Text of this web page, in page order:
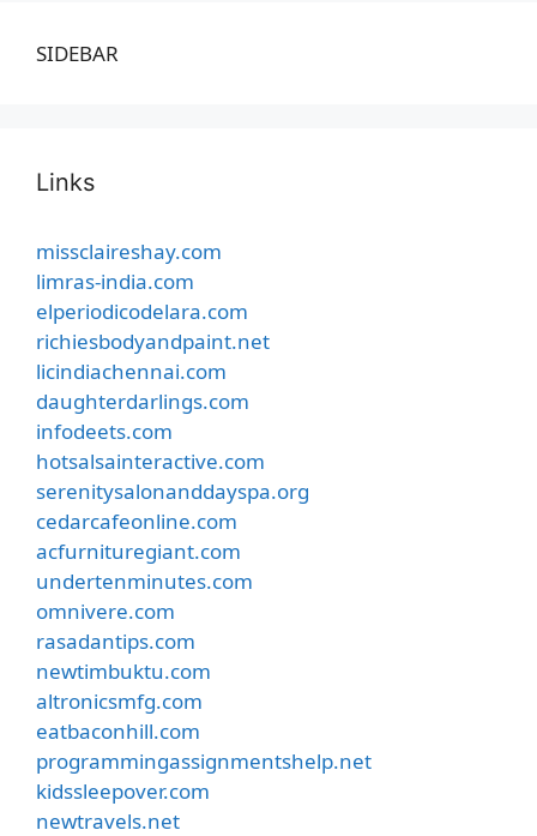
SIDEBAR
Links
missclaireshay.com
limras-india.com
elperiodicodelara.com
richiesbodyandpaint.net
licindiachennai.com
daughterdarlings.com
infodeets.com
hotsalsainteractive.com
serenitysalonanddayspa.org
cedarcafeonline.com
acfurnituregiant.com
undertenminutes.com
omnivere.com
rasadantips.com
newtimbuktu.com
altronicsmfg.com
eatbaconhill.com
programmingassignmentshelp.net
kidssleepover.com
newtravels.net